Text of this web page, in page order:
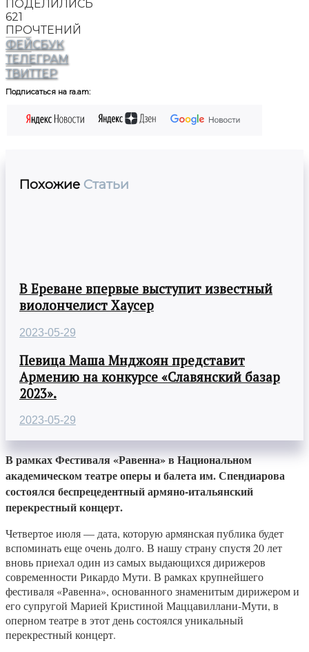
ПОДЕЛИЛИСЬ
621
ПРОЧТЕНИЙ
ФЕЙСБУК
ТЕЛЕГРАМ
ТВИТТЕР
Подписаться на ra.am:
Похожие Статьи
В Ереване впервые выступит известный
виолончелист Хаусер
2023-05-29
Певица Маша Мнджоян представит
Армению на конкурсе «Славянский базар
2023».
2023-05-29
В рамках Фестиваля «Равенна» в Национальном
академическом театре оперы и балета им. Спендиарова
состоялся беспрецедентный армяно-итальянский
перекрестный концерт.
Четвертое июля — дата, которую армянская публика будет
вспоминать еще очень долго. В нашу страну спустя 20 лет
вновь приехал один из самых выдающихся дирижеров
современности Рикардо Мути. В рамках крупнейшего
фестиваля «Равенна», основанного знаменитым дирижером и
его супругой Марией Кристиной Маццавиллани-Мути, в
оперном театре в этот день состоялся уникальный
перекрестный концерт.